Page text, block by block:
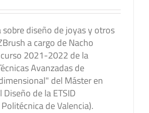
sobre diseño de joyas y otros
a cargo de Nacho
2021-2022 de la
Avanzadas de
del Máster en
de la ETSID
de Valencia).